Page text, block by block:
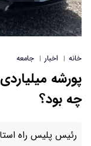
خانه | اخبار | جامعه
پورشه
چه بود؟
رئیس پلیس راه